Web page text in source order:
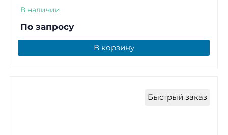
В наличии
По запросу
В корзину
Быстрый заказ